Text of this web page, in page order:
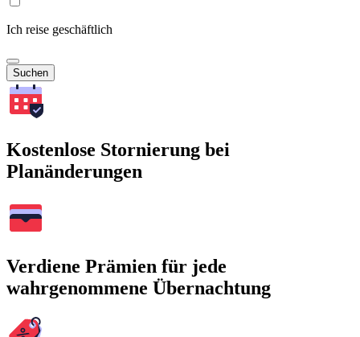
Ich reise geschäftlich
Suchen
Kostenlose Stornierung bei
Planänderungen
Verdiene Prämien für jede
wahrgenommene Übernachtung